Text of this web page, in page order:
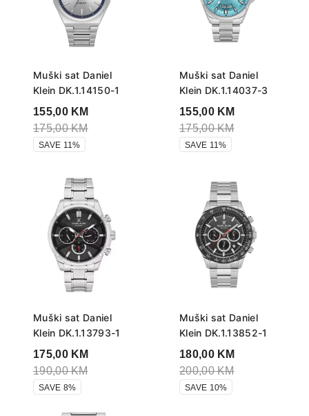
Muški sat Daniel
Klein DK.1.14150-1
155,00 KM
175,00KM
SAVE 11%
Muški sat Daniel
Klein DK.1.14037-3
155,00 KM
175,00KM
SAVE 11%
Muški sat Daniel
Klein DK.1.13793-1
175,00 KM
190,00KM
SAVE 8%
Muški sat Daniel
Klein DK.1.13852-1
180,00 KM
200,00KM
SAVE 10%